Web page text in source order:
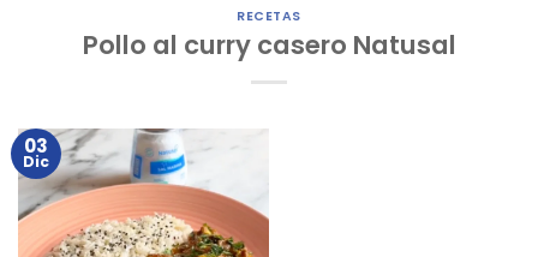
RECETAS
Pollo al curry casero Natusal
03
Dic